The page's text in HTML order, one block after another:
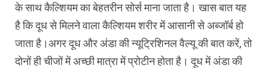
के साथ कैल्शियम का बेहतरीन सोर्स माना जाता है। खास बात यह
है कि दूध से मिलने वाला कैल्शियम शरीर में आसानी से अब्जॉर्ब हो
जाता है।अगर दूध और अंडा की न्यूट्रिशिनल वैल्यू की बात करें, तो
दोनों ही चीजों में अच्छी मात्रा में प्रोटीन होता है। दूध में अंडा की